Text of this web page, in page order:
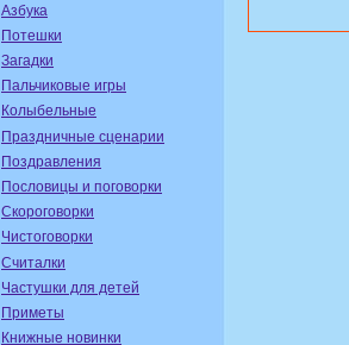
Азбука
Потешки
Загадки
Пальчиковые игры
Колыбельные
Праздничные сценарии
Поздравления
Пословицы и поговорки
Скороговорки
Чистоговорки
Считалки
Частушки для детей
Приметы
Книжные новинки